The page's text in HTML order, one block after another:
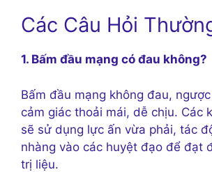
Các Câu Hỏi
1. Bấm đầu mạng có đau không?
Bấm đầu mạng không đau,
cảm giác thoải mái, dễ chịu. Các
sẽ sử dụng lực ấn vừa phải, tác
nhàng vào các huyệt đạo để đạt
trị liệu.